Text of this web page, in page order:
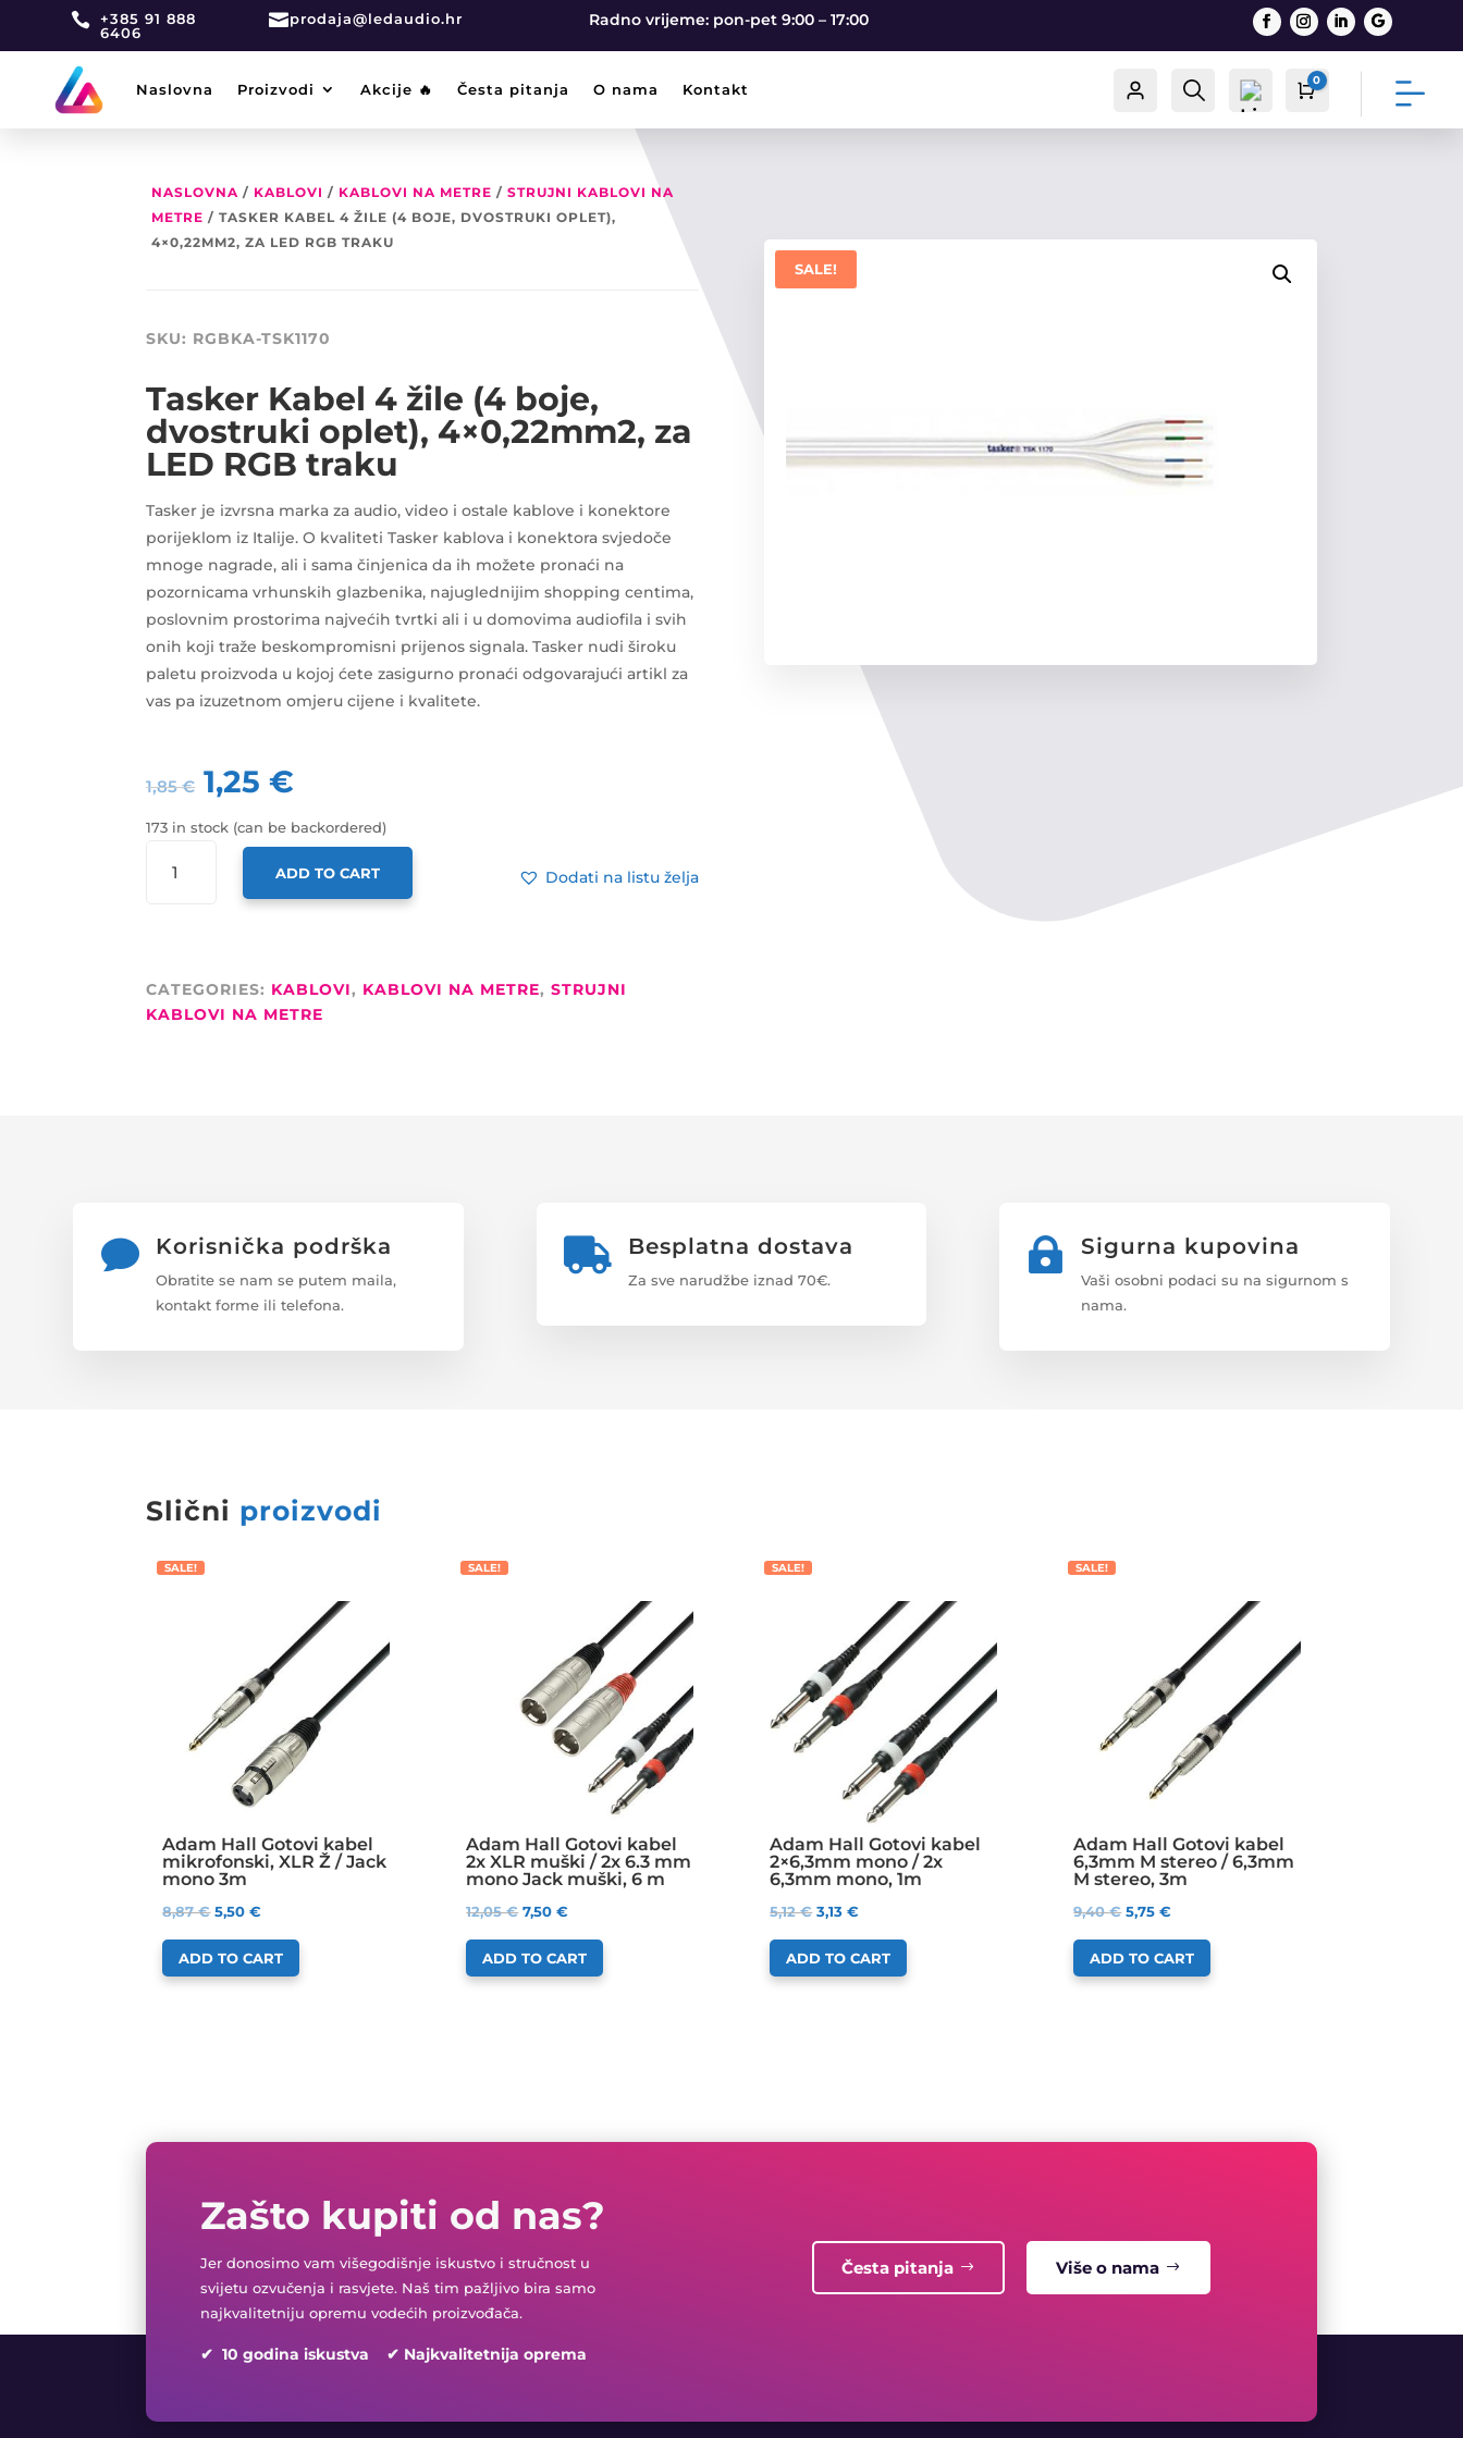
 +385 91 888
6406
prodaja@ledaudio.hr Radno vrijeme: pon-pet 9:00 – 17:00
Naslovna Proizvodi Akcije 🔥 Česta pitanja O nama Kontakt Račun Traži Cart
0
€
NASLOVNA / KABLOVI / KABLOVI NA METRE /STRUJNI KABLOVI NA
METRE / TASKER KABEL 4 ŽILE (4 BOJE, DVOSTRUKI OPLET),
4×0,22MM2, ZA LED RGB TRAKU
SKU: RGBKA-TSK1170
Tasker Kabel 4 žile (4 boje,
dvostruki oplet), 4×0,22mm2, za
LED RGB traku
Tasker je izvrsna marka za audio, video i ostale kablove i konektore
porijeklom iz Italije. O kvaliteti Tasker kablova i konektora svjedoče
mnoge nagrade, ali i sama činjenica da ih možete pronaći na
pozornicama vrhunskih glazbenika, najuglednijim shopping centima,
poslovnim prostorima najvećih tvrtki ali i u domovima audiofila i svih
onih koji traže beskompromisni prijenos signala. Tasker nudi široku
paletu proizvoda u kojoj ćete zasigurno pronaći odgovarajući artikl za
vas pa izuzetnom omjeru cijene i kvalitete.
1,85€ 1,25€
173 in stock (can be backordered)
KABEL
ADD TO CART Dodati na listu želja
SALE!
CATEGORIES: KABLOVI, KABLOVI NA METRE,STRUJNI
KABLOVI NA METRE
 Korisnička podrška
Obratite se nam se putem maila,
kontakt forme ili telefona.
 Besplatna dostava
Za sve narudžbe iznad 70€.
 Sigurna kupovina
Vaši osobni podaci su na sigurnom s
nama.
Slični proizvodi
SALE!
Adam Hall Gotovi kabel
mikrofonski, XLR Ž / Jack
mono 3m
8,87€ 5,50€
ADD TO CART
SALE!
Adam Hall Gotovi kabel
2x XLR muški / 2x 6.3 mm
mono Jack muški, 6 m
12,05€ 7,50€
ADD TO CART
SALE!
Adam Hall Gotovi kabel
2×6,3mm mono / 2x
6,3mm mono, 1m
5,12€ 3,13€
ADD TO CART
SALE!
Adam Hall Gotovi kabel
6,3mm M stereo / 6,3mm
M stereo, 3m
9,40€ 5,75€
ADD TO CART
Zašto kupiti od nas?
Jer donosimo vam višegodišnje iskustvo i stručnost u
svijetu ozvučenja i rasvjete. Naš tim pažljivo bira samo
najkvalitetniju opremu vodećih proizvođača.
✔ 10 godina iskustva ✔ Najkvalitetnija oprema
Česta pitanja Više o nama